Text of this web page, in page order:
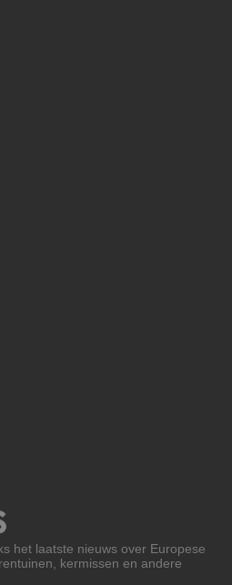
het laatste nieuws over Europese
kermissen en andere